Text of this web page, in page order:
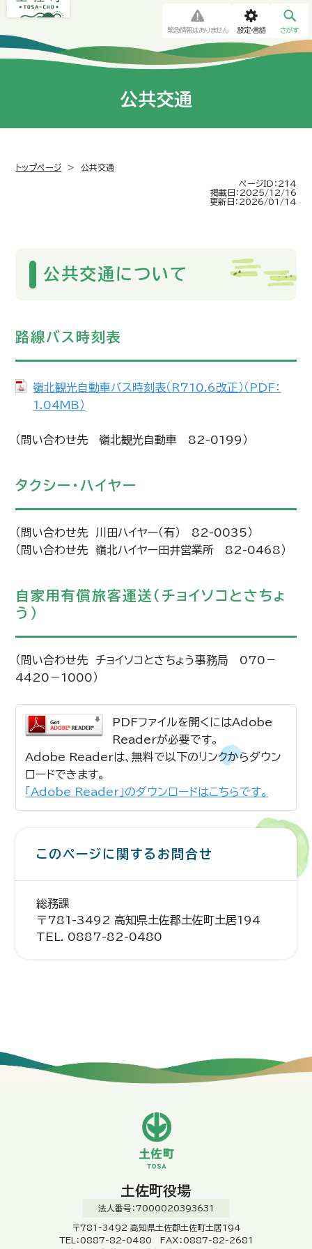
緊急情報はありません 設定・言語 さがす
公共交通
トップページ >
公共交通
ページID：214
掲載日：2025/12/16
更新日：2026/01/14
公共交通について
路線バス時刻表
嶺北観光自動車バス時刻表（R710.6改正）（PDF：
1.04MB）
（問い合わせ先 嶺北観光自動車 82-0199）
タクシー・ハイヤー
（問い合わせ先 川田ハイヤー（有） 82-0035）
（問い合わせ先 嶺北ハイヤー田井営業所 82-0468）
自家用有償旅客運送（チョイソコとさちょ
う）
（問い合わせ先 チョイソコとさちょう事務局 070－
4420－1000）
PDFファイルを開くにはAdobe
Readerが必要です。
Adobe Readerは、無料で以下のリンクからダウン
ロードできます。
「Adobe Reader」のダウンロードはこちらです。
このページに関するお問合せ
総務課
〒781-3492 高知県土佐郡土佐町土居194
TEL. 0887-82-0480
土佐町役場
法人番号：7000020393631
〒781-3492 高知県土佐郡土佐町土居194
TEL：0887-82-0480 FAX：0887-82-2681